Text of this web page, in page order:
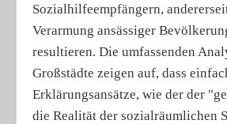
Sozialhilfeempfängern,
Verarmung ansässiger
resultieren. Die umfassenden
Großstädte zeigen auf, dass
Erklärungsansätze, wie der der
die Realität der sozialräumlichen